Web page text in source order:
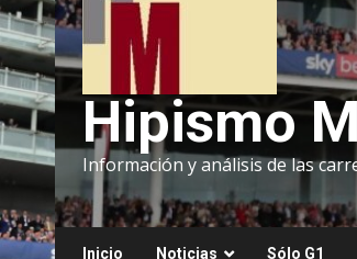
Hipismo
Información y análisis de las
Inicio Noticias Sólo G1